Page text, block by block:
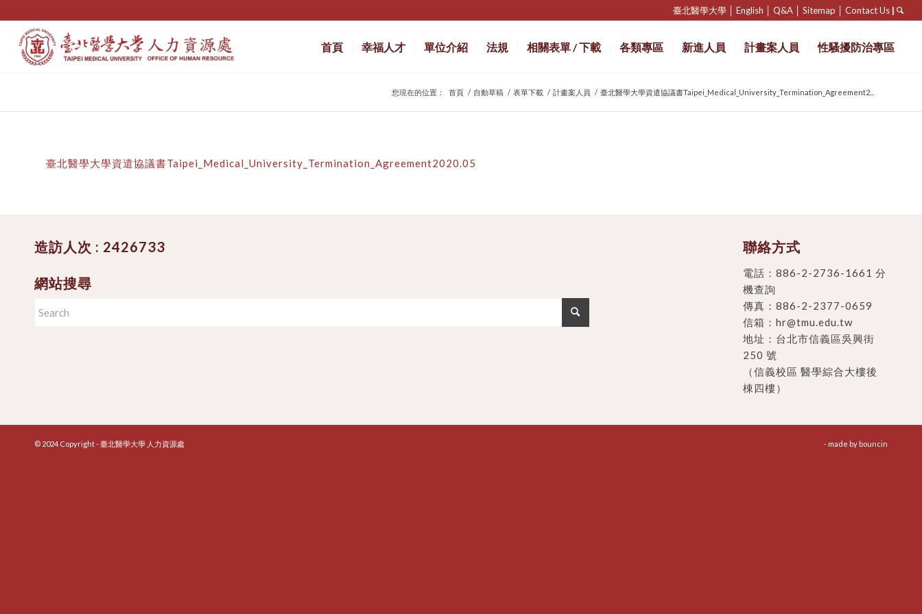
臺北醫學大學 │English │Q&A │Sitemap │Contact Us |
首頁 幸福人才 單位介紹 法規 相關表單 / 下載 各類專區 新進人員 計畫案人員 性騷擾防治專區
您現在的位置： 首頁 / 自動草稿 / 表單下載 / 計畫案人員 / 臺北醫學大學資遣協議書Taipei_Medical_University_Termination_Agreement2...
臺北醫學大學資遣協議書Taipei_Medical_University_Termination_Agreement2020.05
造訪人次 : 2426733
網站搜尋
聯絡方式
電話： 886-2-2736-1661 分
機查詢
傳真：886-2-2377-0659
信箱： hr@tmu.edu.tw
地址： 台北市信義區吳興街
250 號
（信義校區 醫學綜合大樓後
棟四樓）
© 2024 Copyright - 臺北醫學大學 人力資源處 - made by bouncin